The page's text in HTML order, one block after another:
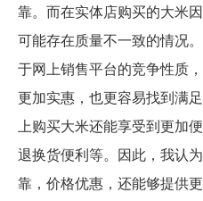
靠。而在实体店购买的大米
可能存在质量不一致的情况
于网上销售平台的竞争性质
更加实惠，也更容易找到满
上购买大米还能享受到更加
退换货便利等。因此，我认
靠，价格优惠，还能够提供更